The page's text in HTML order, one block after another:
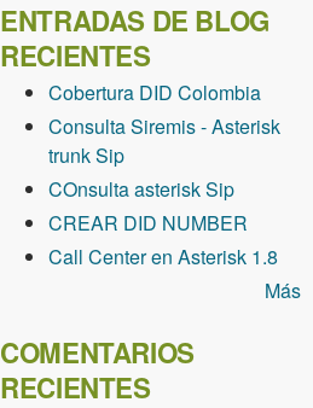
ENTRADAS DE BLOG
RECIENTES
Cobertura DID Colombia
Consulta Siremis - Asterisk
trunk Sip
COnsulta asterisk Sip
CREAR DID NUMBER
Call Center en Asterisk 1.8
Más
COMENTARIOS
RECIENTES